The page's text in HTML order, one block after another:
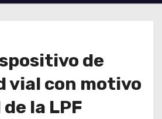
de
vial con motivo
la LPF